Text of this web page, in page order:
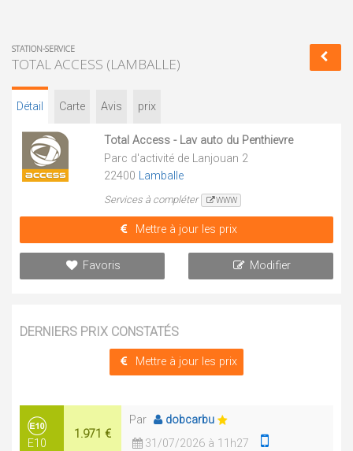
STATION-SERVICE
TOTAL ACCESS (LAMBALLE)
Détail Carte Avis prix
Total Access - Lav auto du Penthievre
Parc d'activité de Lanjouan 2
22400 Lamballe
Services à compléter WWW
Mettre à jour les prix
Favoris Modifier
DERNIERS PRIX CONSTATÉS
Mettre à jour les prix
E10
1.971 €
Par
dobcarbu
31/07/2026 à 11h27